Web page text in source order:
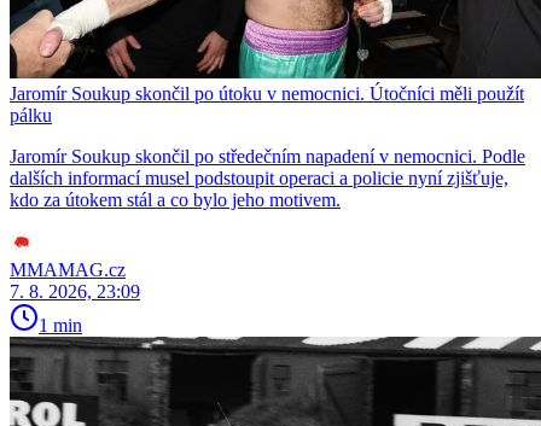
Jaromír Soukup skončil po útoku v nemocnici. Útočníci měli použít
pálku
Jaromír Soukup skončil po středečním napadení v nemocnici. Podle
dalších informací musel podstoupit operaci a policie nyní zjišťuje,
kdo za útokem stál a co bylo jeho motivem.
MMAMAG.cz
7. 8. 2026, 23:09
1 min